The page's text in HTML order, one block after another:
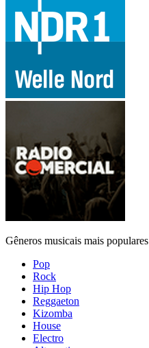
Gêneros musicais mais populares
Pop
Rock
Hip Hop
Reggaeton
Kizomba
House
Electro